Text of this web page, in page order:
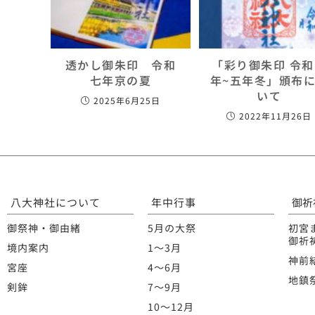
透かし御朱印 令和
七年京の夏
2025年6月25日
「彩り御朱印 令
年~五年冬」頒布
いて
2022年11月26日
八大神社について
御祭神・御由緒
境内案内
宮座
剣鉾
年中行事
5月の大祭
1〜3月
4〜6月
7〜9月
10〜12月
御
初宮
御祈
神前
地鎮